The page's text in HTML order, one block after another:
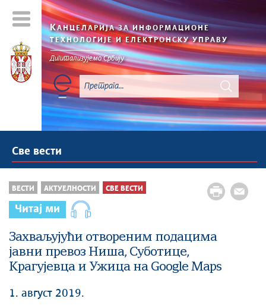
КАНЦЕЛАРИЈА ЗА ИНФОРМАЦИОНЕ
ТЕХНОЛОГИЈЕ И ЕЛЕКТРОНСКУ УПРАВУ
Дигитализујемо Србију
Све вести
ВЕСТИ АКТУЕЛНОСТИ СВЕ ВЕСТИ
Читај ми
Захваљујући отвореним подацима
јавни превоз Ниша, Суботице,
Крагујевца и Ужица на Google Maps
1. август 2019.